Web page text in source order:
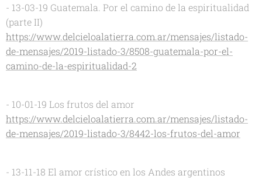
- 13-03-19 Guatemala. Por el camino de la espiritualidad
(parte II)
https://www.delcieloalatierra.com.ar/mensajes/listado-
de-mensajes/2019-listado-3/8508-guatemala-por-el-
camino-de-la-espiritualidad-2
- 10-01-19 Los frutos del amor
https://www.delcieloalatierra.com.ar/mensajes/listado-
de-mensajes/2019-listado-3/8442-los-frutos-del-amor
- 13-11-18 El amor crístico en los Andes argentinos